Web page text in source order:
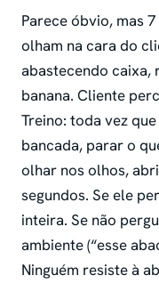
Parece óbvio, mas
olham na cara do
abastecendo caixa,
banana. Cliente
Treino: toda vez
bancada, parar o
olhar nos olhos,
segundos. Se ele
inteira. Se não
ambiente (“esse
Ninguém resiste à